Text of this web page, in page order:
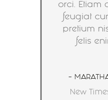
orci. Etiam
feugiat
pretium
felis
–
New